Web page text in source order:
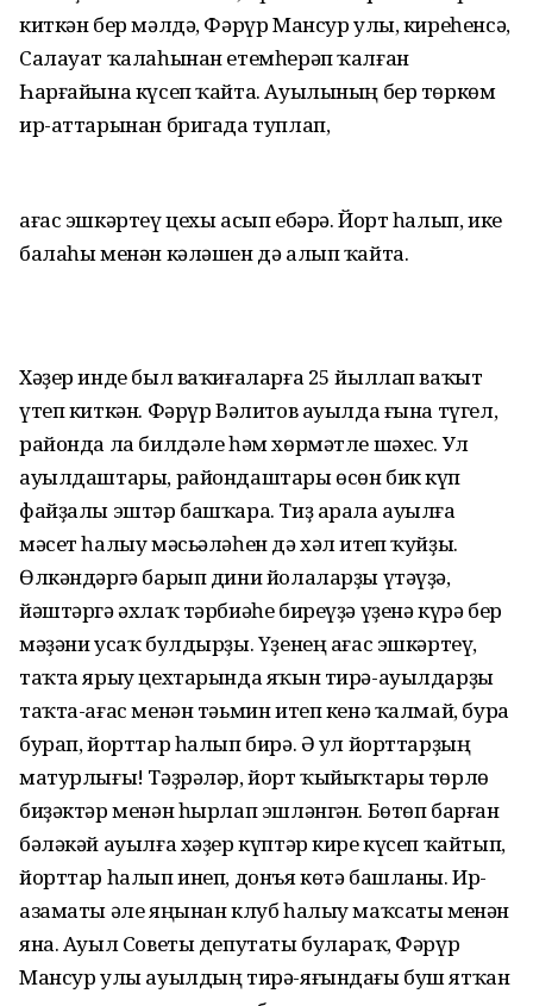
киткән бер мәлдә, Фәрүр Мансур улы, киреһенсә,
Салауат ҡалаһынан етемһерәп ҡалған
Һарғайына күсеп ҡайта. Ауылының бер төркөм
ир-аттарынан бригада туплап,
ағас эшкәртеү цехы асып ебәрә. Йорт һалып, ике
балаһы менән кәләшен дә алып ҡайта.
Хәҙер инде был ваҡиғаларға 25 йыллап ваҡыт
үтеп киткән. Фәрүр Вәлитов ауылда ғына түгел,
районда ла билдәле һәм хөрмәтле шәхес. Ул
ауылдаштары, райондаштары өсөн бик күп
файҙалы эштәр башҡара. Тиҙ арала ауылға
мәсет һалыу мәсьәләһен дә хәл итеп ҡуйҙы.
Өлкәндәргә барып дини йолаларҙы үтәүҙә,
йәштәргә әхлаҡ тәрбиәһе биреүҙә үҙенә күрә бер
мәҙәни усаҡ булдырҙы. Үҙенең ағас эшкәртеү,
таҡта ярыу цехтарында яҡын тирә-ауылдарҙы
таҡта-ағас менән тәьмин итеп кенә ҡалмай, бура
бурап, йорттар һалып бирә. Ә ул йорттарҙың
матурлығы! Тәҙрәләр, йорт ҡыйыҡтары төрлө
биҙәктәр менән һырлап эшләнгән. Бөтөп барған
бәләкәй ауылға хәҙер күптәр кире күсеп ҡайтып,
йорттар һалып инеп, донъя көтә башланы. Ир-
азаматы әле яңынан клуб һалыу маҡсаты менән
яна. Ауыл Советы депутаты булараҡ, Фәрүр
Мансур улы ауылдың тирә-яғындағы буш ятҡан